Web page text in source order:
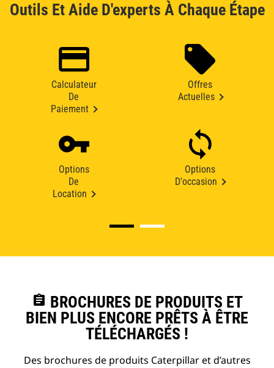
Outils Et Aide D'experts À Chaque Étape
Calculateur
De
Paiement
Offres
Actuelles
Options
De
Location
Options
D'occasion
assignment BROCHURES DE PRODUITS ET
BIEN PLUS ENCORE PRÊTS À ÊTRE
TÉLÉCHARGÉS !
Des brochures de produits Caterpillar et d’autres